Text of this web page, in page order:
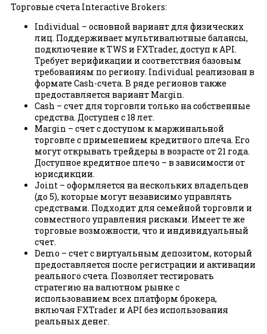
Торговые счета Interactive Brokers:
Individual – основной вариант для физических
лиц. Поддерживает мультивалютные балансы,
подключение к TWS и FXTrader, доступ к API.
Требует верификации и соответствия базовым
требованиям по региону. Individual реализован в
формате Cash-счета. В ряде регионов также
предоставляется вариант Margin.
Cash – счет для торговли только на собственные
средства. Доступен с 18 лет.
Margin – счет с доступом к маржинальной
торговле с применением кредитного плеча. Его
могут открывать трейдеры в возрасте от 21 года.
Доступное кредитное плечо – в зависимости от
юрисдикции.
Joint – оформляется на нескольких владельцев
(до 5), которые могут независимо управлять
средствами. Подходит для семейной торговли и
совместного управления рисками. Имеет те же
торговые возможности, что и индивидуальный
счет.
Demo – счет с виртуальным депозитом, который
предоставляется после регистрации и активации
реального счета. Позволяет тестировать
стратегию на валютном рынке с
использованием всех платформ брокера,
включая FXTrader и API без использования
реальных денег.